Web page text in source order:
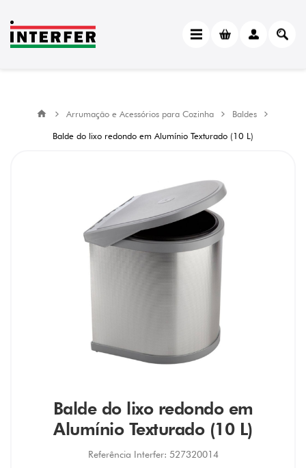
Arrumação e Acessórios para Cozinha
Baldes
Balde do lixo redondo em Alumínio Texturado (10 L)
Balde do lixo redondo em
Alumínio Texturado (10 L)
Referência Interfer: 527320014